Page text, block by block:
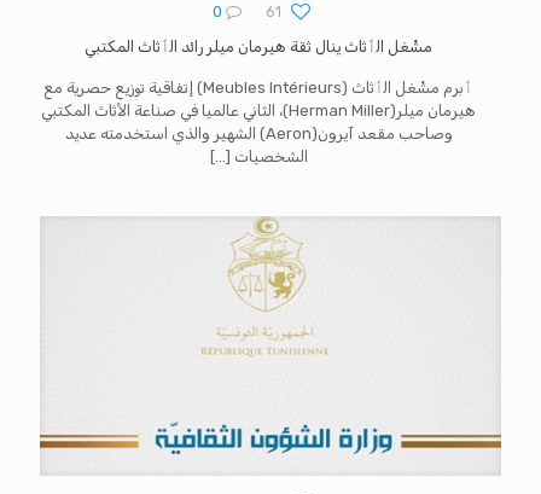
61
0
مشْغل الٲثاث ينال ثقة هيرمان ميلر رائد الٲثاث المكتبي
ٲبرم مشْغل الٲثاث (Meubles Intérieurs) إتفاقية توزيع حصرية مع
هيرمان ميلر(Herman Miller)، الثاني عالميا في صناعة الأثاث المكتبي
وصاحب مقعد آيرون(Aeron) الشهير والذي استخدمته عديد
الشخصيات […]